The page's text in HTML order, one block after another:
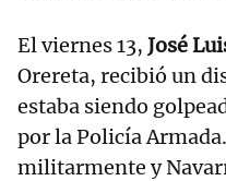
El viernes 13, José
Orereta, recibió un
estaba siendo
por la Policía
militarmente y